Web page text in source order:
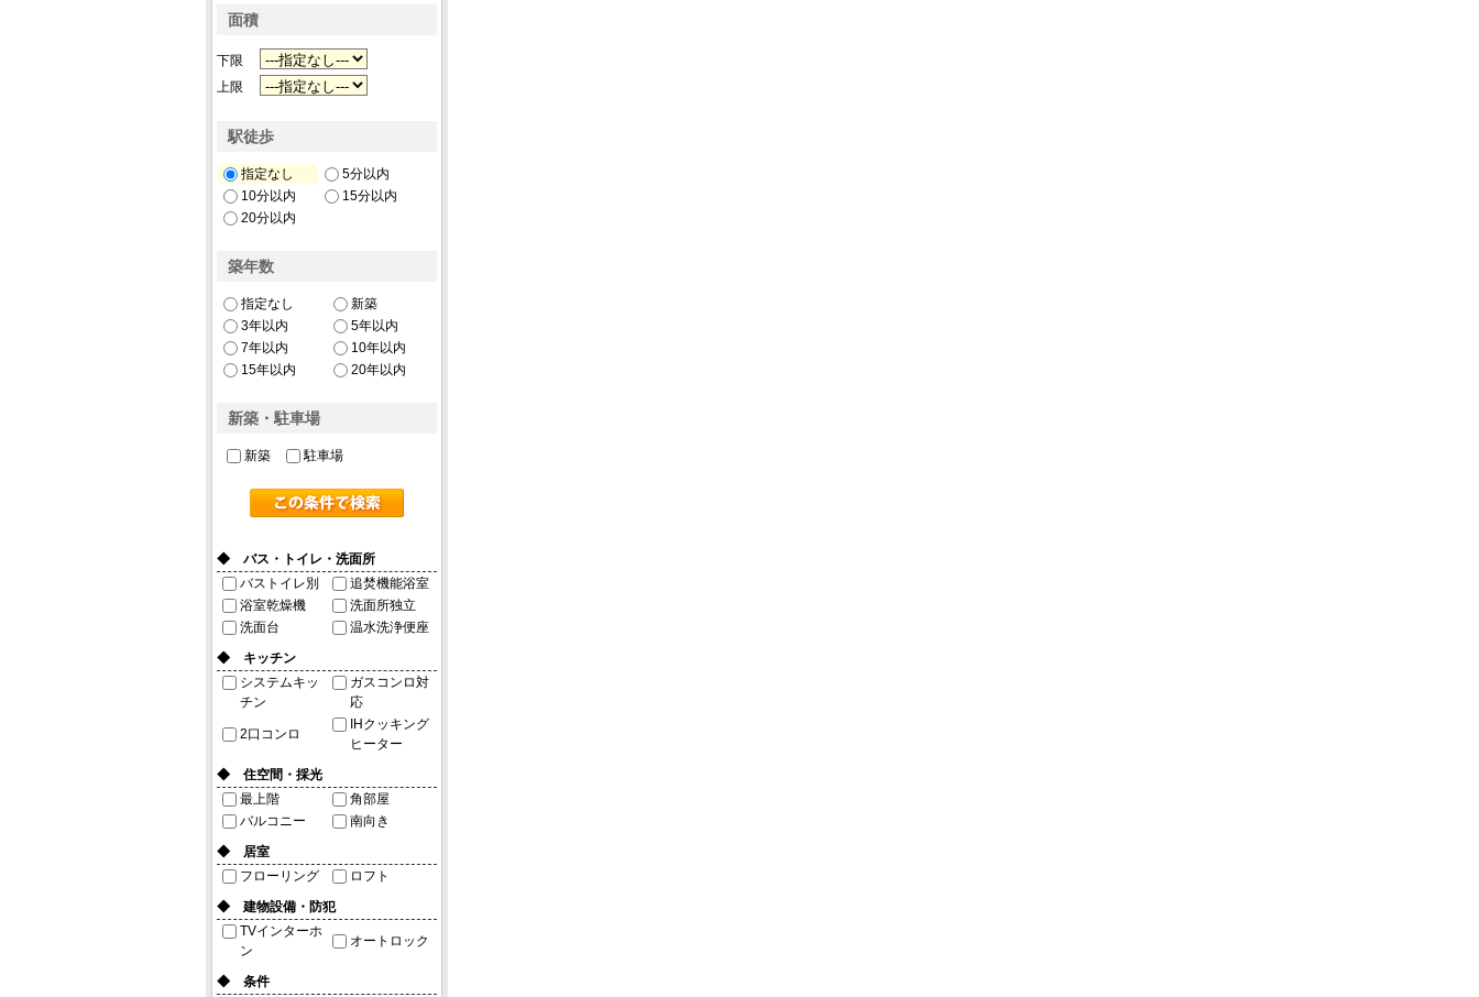
面積
下限
上限
駅徒歩
指定なし
5分以内
10分以内
15分以内
20分以内
築年数
指定なし
新築
3年以内
5年以内
7年以内
10年以内
15年以内
20年以内
新築・駐車場
新築 駐車場
◆ バス・トイレ・洗面所
バストイレ別
追焚機能浴室
浴室乾燥機
洗面所独立
洗面台
温水洗浄便座
◆ キッチン
システムキッ
チン
ガスコンロ対
応
2口コンロ
IHクッキング
ヒーター
◆ 住空間・採光
最上階
角部屋
バルコニー
南向き
◆ 居室
フローリング
ロフト
◆ 建物設備・防犯
TVインターホ
ン
オートロック
◆ 条件